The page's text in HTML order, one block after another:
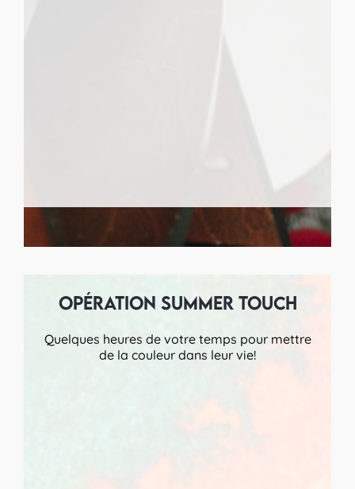
Opération summer touch
Quelques heures de votre temps pour mettre
de la couleur dans leur vie!